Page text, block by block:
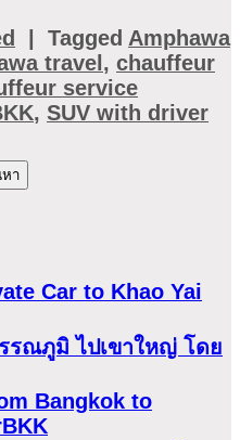
Tagged Amphawa
travel , chauffeur
service
, SUV with driver
า
Car to Khao Yai
รณภูมิ ไปเขาใหญ่ โดย
Bangkok to